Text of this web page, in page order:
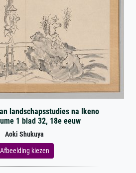
landschapsstudies na Ikeno
1 blad 32, 18e eeuw
Aoki Shukuya
Afbeelding kiezen